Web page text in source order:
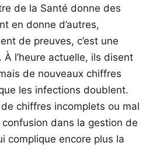
de la Santé donne des
en donne d’autres,
de preuves, c’est une
l’heure actuelle, ils disent
de nouveaux chiffres
les infections doublent.
de chiffres incomplets ou mal
dans la gestion de
complique encore plus la